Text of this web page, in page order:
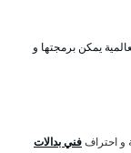
يمكن برمجتها و
و احتراففني بدالات